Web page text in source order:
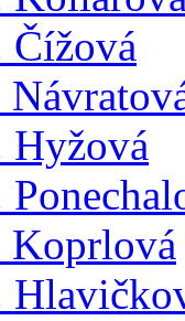
Čížová
Hyžová
Koprlová